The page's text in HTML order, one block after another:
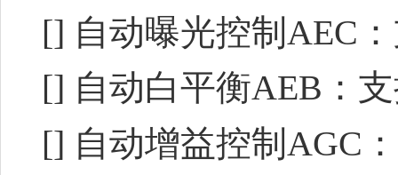
[] 自动曝光控制AEC
[] 自动白平衡AEB：
[] 自动增益控制AGC